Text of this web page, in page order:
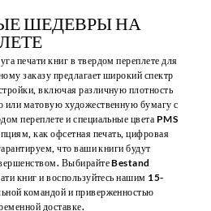
ШЕДЕВРЫ НА
печати книг в твердом переплете для
заказу предлагает широкий спектр
включая различную плотность
или матовую художественную бумагу с
переплете и специальные цвета PMS
как офсетная печать, цифровая
что ваши книги будут
Выбирайте Bestand
книг и воспользуйтесь нашим 15-
командой и приверженностью
доставке.